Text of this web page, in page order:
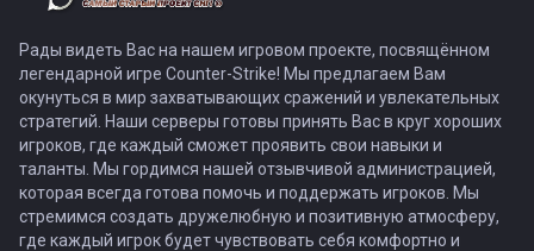
Рады видеть Вас на нашем игровом проекте, посвящённом
легендарной игре Counter-Strike! Мы предлагаем Вам
окунуться в мир захватывающих сражений и увлекательных
стратегий. Наши серверы готовы принять Вас в круг хороших
игроков, где каждый сможет проявить свои навыки и
таланты. Мы гордимся нашей отзывчивой администрацией,
которая всегда готова помочь и поддержать игроков. Мы
стремимся создать дружелюбную и позитивную атмосферу,
где каждый игрок будет чувствовать себя комфортно и